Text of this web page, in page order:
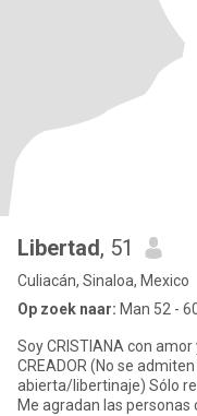
Libertad, 51
Culiacán, Sinaloa, Mexico
Op zoek naar: Man 52 -
Soy CRISTIANA con
CREADOR (No se
abierta/libertinaje) Sólo respondo mensajes, no envío corazones
Me agradan las personas